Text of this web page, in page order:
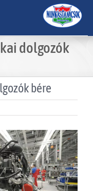
dolgozók
bére